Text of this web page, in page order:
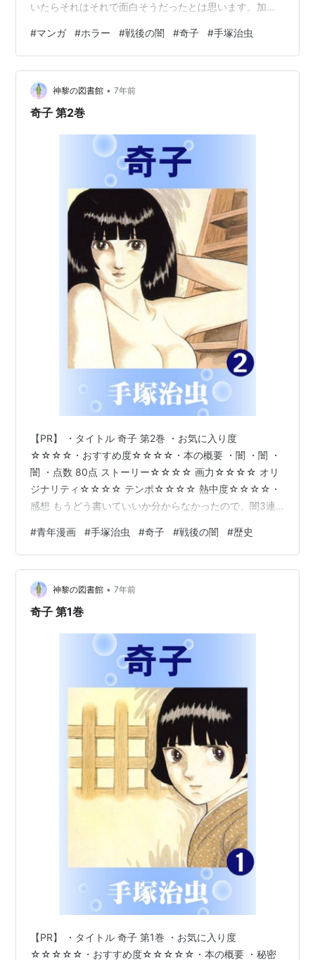
いたらそれはそれで面白そうだったとは思います。加速
なっていた奇子。 自分へ大量のお金を送金していた男の
元へ彼女は行きます。次男坊は彼女に正体を隠して保護
します。 奇子は精神的にはまだ幼く、恐怖を感じると箱
の中に隠れるという特殊な性質を持った美人として描か
れています。 また、奇子は好意を抱けば初対面でも肉体
#マンガ #ホラー #戦後の闇 #奇子 #手塚治虫
神黎の図書館 • 7年前
奇子 第2巻
【PR】 ・タイトル 奇子 第2巻 ・お気に入り度
☆☆☆☆・おすすめ度☆☆☆☆・本の概要 ・闇 ・闇 ・
闇 ・点数 80点 ストーリー☆☆☆☆ 画力☆☆☆☆ オリ
ジナリティ☆☆☆☆ テンポ☆☆☆☆ 熱中度☆☆☆☆・
感想 もうどう書いていいか分からなかったので、闇3連
更生した…？いや、やっぱり狂ってた。そして、幼いな
がらもしっかりしていて頭が良くて正義感が強くて実の
兄を追い詰めかけた腐った一族の唯一の希望だった三男
坊も血には逆らえないのか…ちょっと別の意味で狂って
ましたね、というか狂いました。読む場合は巻以上に覚
#青年漫画 #手塚治虫 #奇子 #戦後の闇 #歴史
神黎の図書館 • 7年前
奇子 第1巻
【PR】 ・タイトル 奇子 第1巻 ・お気に入り度
☆☆☆☆☆・おすすめ度☆☆☆☆☆・本の概要 ・秘密